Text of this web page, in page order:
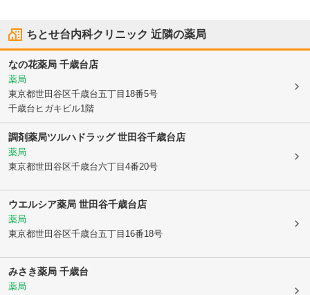
ちとせ台内科クリニック 近隣の薬局
なの花薬局 千歳台店
薬局
東京都世田谷区千歳台五丁目18番5号
千歳台ヒガキビル1階
調剤薬局ツルハドラッグ 世田谷千歳台店
薬局
東京都世田谷区千歳台六丁目4番20号
ウエルシア薬局 世田谷千歳台店
薬局
東京都世田谷区千歳台五丁目16番18号
みさき薬局 千歳台
薬局